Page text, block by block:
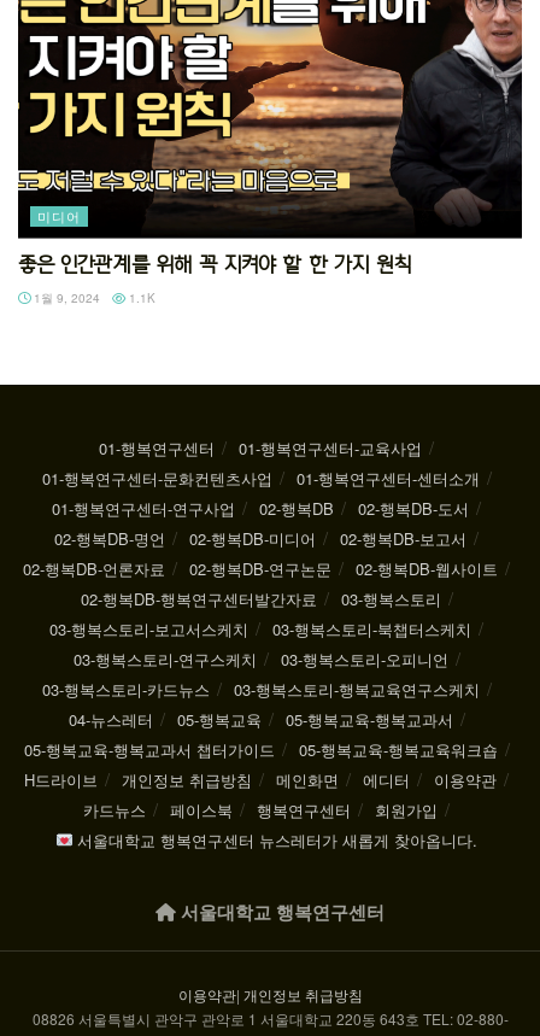
미디어
좋은 인간관계를 위해 꼭 지켜야 할 한 가지 원칙
1월 9, 2024 1.1K
01-행복연구센터
01-행복연구센터-교육사업
01-행복연구센터-문화컨텐츠사업
01-행복연구센터-센터소개
01-행복연구센터-연구사업
02-행복DB
02-행복DB-도서
02-행복DB-명언
02-행복DB-미디어
02-행복DB-보고서
02-행복DB-언론자료
02-행복DB-연구논문
02-행복DB-웹사이트
02-행복DB-행복연구센터발간자료
03-행복스토리
03-행복스토리-보고서스케치
03-행복스토리-북챕터스케치
03-행복스토리-연구스케치
03-행복스토리-오피니언
03-행복스토리-카드뉴스
03-행복스토리-행복교육연구스케치
04-뉴스레터
05-행복교육
05-행복교육-행복교과서
05-행복교육-행복교과서 챕터가이드
05-행복교육-행복교육워크숍
H드라이브
개인정보 취급방침 메인화면 에디터
이용약관
카드뉴스
페이스북 행복연구센터
회원가입
서울대학교 행복연구센터 뉴스레터가 새롭게 찾아옵니다.
서울대학교 행복연구센터
이용약관| 개인정보 취급방침
08826 서울특별시 관악구 관악로 1 서울대학교 220동 643호 TEL: 02-880-